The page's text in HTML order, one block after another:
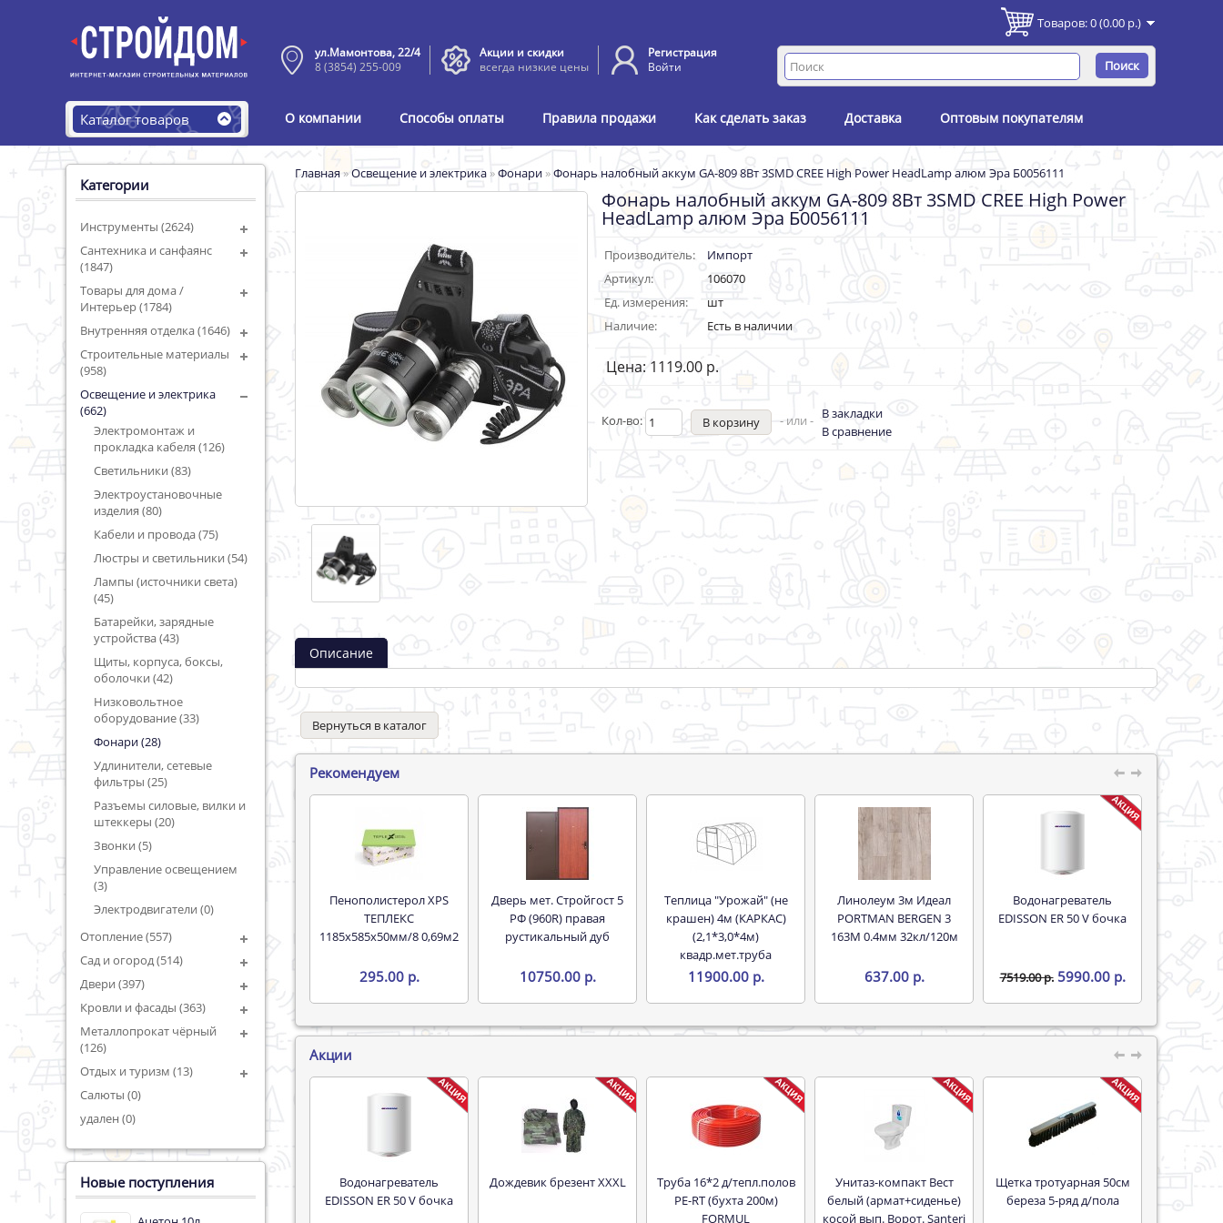
ул.Мамонтова, 22/4
8 (3854) 255-009
Акции и скидки
всегда низкие цены
Регистрация
Войти
Товаров: 0 (0.00 р.)
Поиск
Каталог товаров О компании Способы оплаты Правила продажи Как сделать заказ Доставка Оптовым покупателям
Категории
Инструменты (2624)
Сантехника и санфаянс
(1847)
Товары для дома /
Интерьер (1784)
Внутренняя отделка (1646)
Строительные материалы
(958)
Освещение и электрика
(662)
Электромонтаж и
прокладка кабеля (126)
Светильники (83)
Электроустановочные
изделия (80)
Кабели и провода (75)
Люстры и светильники (54)
Лампы (источники света)
(45)
Батарейки, зарядные
устройства (43)
Щиты, корпуса, боксы,
оболочки (42)
Низковольтное
оборудование (33)
Фонари (28)
Удлинители, сетевые
фильтры (25)
Разъемы силовые, вилки и
штеккеры (20)
Звонки (5)
Управление освещением
(3)
Электродвигатели (0)
Отопление (557)
Сад и огород (514)
Двери (397)
Кровли и фасады (363)
Металлопрокат чёрный
(126)
Отдых и туризм (13)
Салюты (0)
удален (0)
Новые поступления
Главная»Освещение и электрика »Фонари »Фонарь налобный аккум GA-809 8Вт 3SMD CREE High Power HeadLamp алюм Эра Б0056111
Фонарь налобный аккум GA-809 8Вт 3SMD CREE High Power
HeadLamp алюм Эра Б0056111
Производитель:
Импорт
Артикул:
106070
Ед. измерения:
шт
Наличие:
Есть в наличии
Цена: 1119.00 р.
Кол-во: - или - В закладки
В сравнение
Описание
Вернуться в каталог
Рекомендуем
Пенополистерол XPS
ТЕПЛЕКС
1185х585х50мм/8 0,69м2
295.00 р.
Дверь мет. Стройгост 5
РФ (960R) правая
рустикальный дуб
10750.00 р.
Теплица "Урожай" (не
крашен) 4м (КАРКАС)
(2,1*3,0*4м)
квадр.мет.труба
11900.00 р.
Линолеум 3м Идеал
PORTMAN BERGEN 3
163M 0.4мм 32кл/120м
637.00 р.
Водонагреватель
EDISSON ER 50 V бочка
7519.00 р. 5990.00 р.
Акции
Водонагреватель
EDISSON ER 50 V бочка
Дождевик брезент XXXL
Труба 16*2 д/тепл.полов
PE-RT (бухта 200м)
FORMUL
Унитаз-компакт Вест
белый (армат+сиденье)
косой вып. Ворот. Santeri
Щетка тротуарная 50см
береза 5-ряд д/пола